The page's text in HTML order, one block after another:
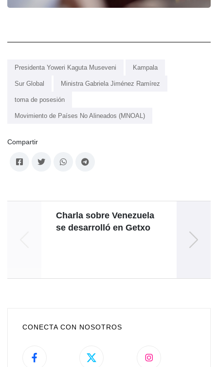
Presidenta Yoweri Kaguta Museveni Kampala
Sur Global Ministra Gabriela Jiménez Ramírez
toma de posesión
Movimiento de Países No Alineados (MNOAL)
Compartir
Charla sobre Venezuela
se desarrolló en Getxo
CONECTA CON NOSOTROS